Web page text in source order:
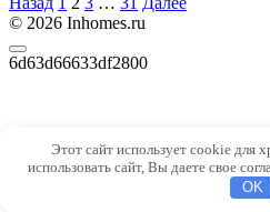
© 2026 Inhomes.ru
6d63d66633df2800
Этот сайт использует cookie для
использовать сайт, Вы даете свое
OK